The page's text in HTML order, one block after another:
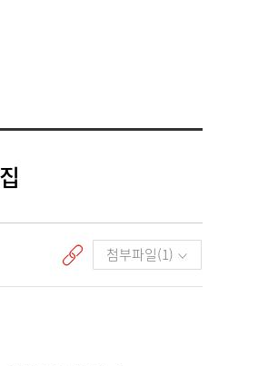
첨부파일(1)